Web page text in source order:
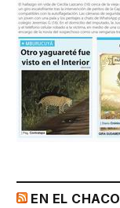
EN EL CHACO